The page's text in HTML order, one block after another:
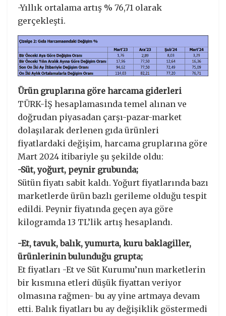
-Yıllık ortalama artış % 76,71 olarak
gerçekleşti.
Ürün gruplarına göre harcama giderleri
TÜRK-İŞ hesaplamasında temel alınan ve
doğrudan piyasadan çarşı-pazar-market
dolaşılarak derlenen gıda ürünleri
fiyatlardaki değişim, harcama gruplarına göre
Mart 2024 itibariyle şu şekilde oldu:
-Süt, yoğurt, peynir grubunda;
Sütün fiyatı sabit kaldı. Yoğurt fiyatlarında bazı
marketlerde ürün bazlı gerileme olduğu tespit
edildi. Peynir fiyatında geçen aya göre
kilogramda 13 TL’lik artış hesaplandı.
-Et, tavuk, balık, yumurta, kuru baklagiller,
ürünlerinin bulunduğu grupta;
Et fiyatları -Et ve Süt Kurumu’nun marketlerin
bir kısmına etleri düşük fiyattan veriyor
olmasına rağmen- bu ay yine artmaya devam
etti. Balık fiyatları bu ay değişiklik göstermedi